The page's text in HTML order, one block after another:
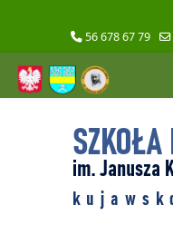
56 678 67 79